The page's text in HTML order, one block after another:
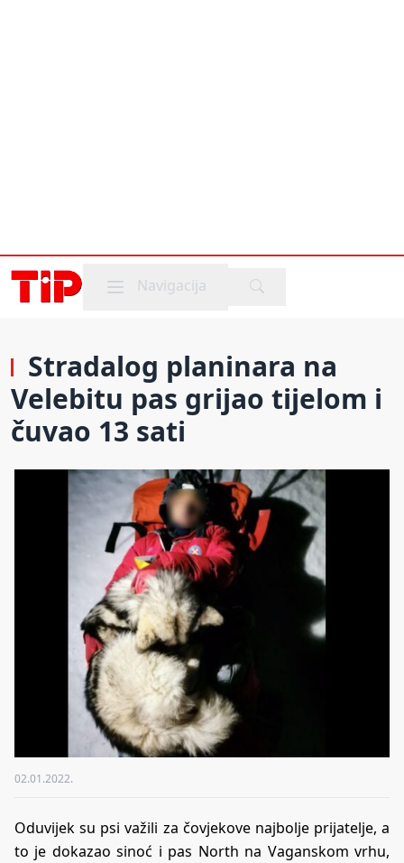
Mobile menu
Navigacija
Stradalog planinara na
Velebitu pas grijao tijelom i
čuvao 13 sati
02.01.2022.
Oduvijek su psi važili za čovjekove najbolje prijatelje, a
to je dokazao sinoć i pas North na Vaganskom vrhu,